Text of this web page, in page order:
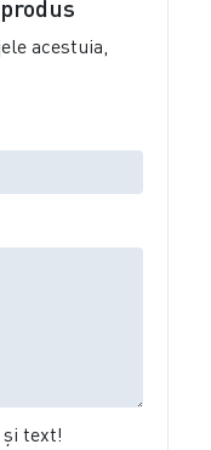
acestuia,
text!